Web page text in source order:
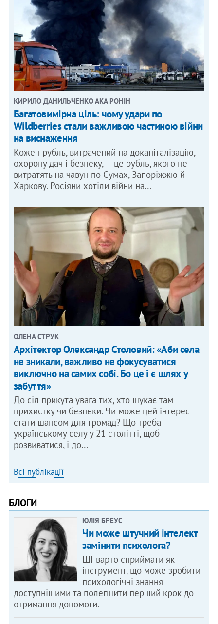
КИРИЛО ДАНИЛЬЧЕНКО АКА РОНІН
Багатовимірна ціль: чому удари по
Wildberries стали важливою частиною війни
на виснаження
Кожен рубль, витрачений на докапіталізацію,
охорону дач і безпеку, — це рубль, якого не
витратять на чавун по Сумах, Запоріжжю й
Харкову. Росіяни хотіли війни на…
ОЛЕНА СТРУК
Архітектор Олександр Столовий: «Аби села
не зникали, важливо не фокусуватися
виключно на самих собі. Бо це і є шлях у
забуття»
До сіл прикута увага тих, хто шукає там
прихистку чи безпеки. Чи може цей інтерес
стати шансом для громад? Що треба
українському селу у 21 столітті, щоб
розвиватися, і до…
Всі публікації
БЛОГИ
ЮЛІЯ БРЕУС
Чи може штучний інтелект
замінити психолога?
ШІ варто сприймати як
інструмент, що може зробити
психологічні знання
доступнішими та полегшити перший крок до
отримання допомоги.